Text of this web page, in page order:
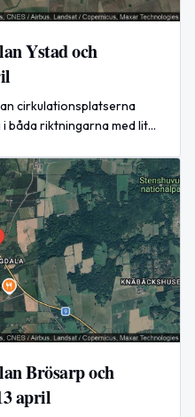
Ystad och
cirkulationsplatserna
båda riktningarna med liten
Brösarp och
april